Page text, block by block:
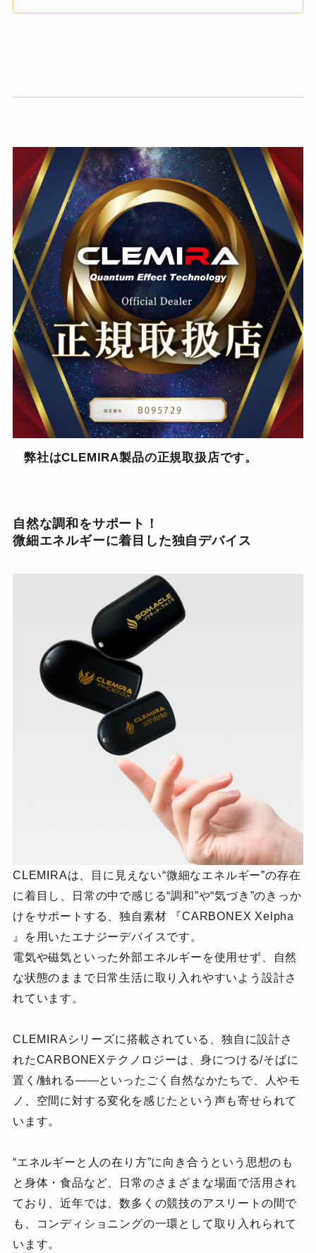
弊社はCLEMIRA製品の正規取扱店です。
自然な調和をサポート！
微細エネルギーに着目した独自デバイス
CLEMIRAは、目に見えない“微細なエネルギー”の存在
に着目し、
日常の中で感じる“調和”や“気づき”のきっか
けをサポートする、独自素材 『CARBONEX Xelpha
』を用いたエナジーデバイスです。
電気や磁気といった外部エネルギーを使用せず、
自然
な状態のままで日常生活に取り入れやすいよう設計さ
れています。
CLEMIRAシリーズに搭載されている、独自に設計さ
れたCARBONEXテクノロジーは、身につける/そばに
置く/触れる――といったごく自然なかたちで、
人やモ
ノ、空間に対する変化を感じたという声も寄せられて
います。
“エネルギーと人の在り方”に向き合うという思想のも
と身体・食品など、
日常のさまざまな場面で活用され
ており、近年では、数多くの競技のアスリートの間で
も、
コンディショニングの一環として取り入れられて
います。